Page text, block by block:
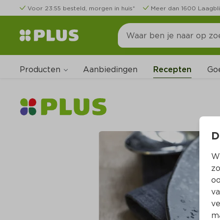
Voor 23:55 besteld, morgen in huis* Meer dan 1600
Producten Aanbiedingen Recepten